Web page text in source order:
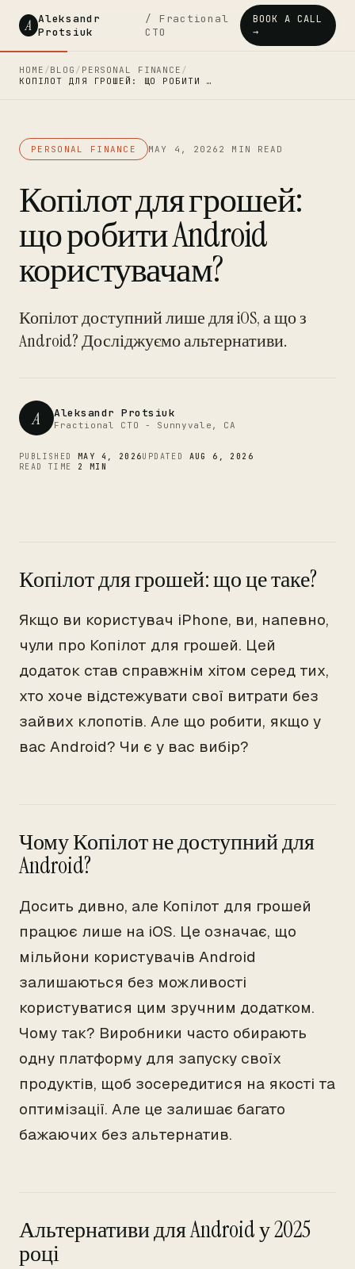
A Aleksandr
Protsiuk
/ Fractional
CTO
BOOK A CALL
→
HOME /BLOG / PERSONAL FINANCE /
КОПІЛОТ ДЛЯ ГРОШЕЙ: ЩО РОБИТИ …
PERSONAL FINANCE MAY 4, 2026 2 MIN READ
Копілот для грошей:
що робити Android
користувачам?
Копілот доступний лише для iOS, а що з
Android? Досліджуємо альтернативи.
A Aleksandr Protsiuk
Fractional CTO - Sunnyvale, CA
PUBLISHED MAY 4, 2026UPDATED AUG 6, 2026
READ TIME 2 MIN
Копілот для грошей: що це таке?
Якщо ви користувач iPhone, ви, напевно,
чули про Копілот для грошей. Цей
додаток став справжнім хітом серед тих,
хто хоче відстежувати свої витрати без
зайвих клопотів. Але що робити, якщо у
вас Android? Чи є у вас вибір?
Чому Копілот не доступний для
Android?
Досить дивно, але Копілот для грошей
працює лише на iOS. Це означає, що
мільйони користувачів Android
залишаються без можливості
користуватися цим зручним додатком.
Чому так? Виробники часто обирають
одну платформу для запуску своїх
продуктів, щоб зосередитися на якості та
оптимізації. Але це залишає багато
бажаючих без альтернатив.
Альтернативи для Android у 2025
році